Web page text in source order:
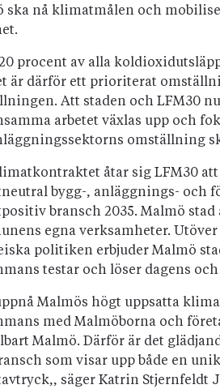
ska nå klimatmålen och
procent av alla
är därför ett prioriterat
Att staden och LFM30
arbetet växlas upp och
omställning
åtar sig LFM30
bygg-, anläggnings- och
bransch 2035. Malmö
egna verksamheter.
politiken erbjuder Malmö
testar och löser dagens
Malmös högt uppsatta
med Malmöborna och
Malmö. Därför är det
som visar upp både en
säger Katrin Stjernfeldt